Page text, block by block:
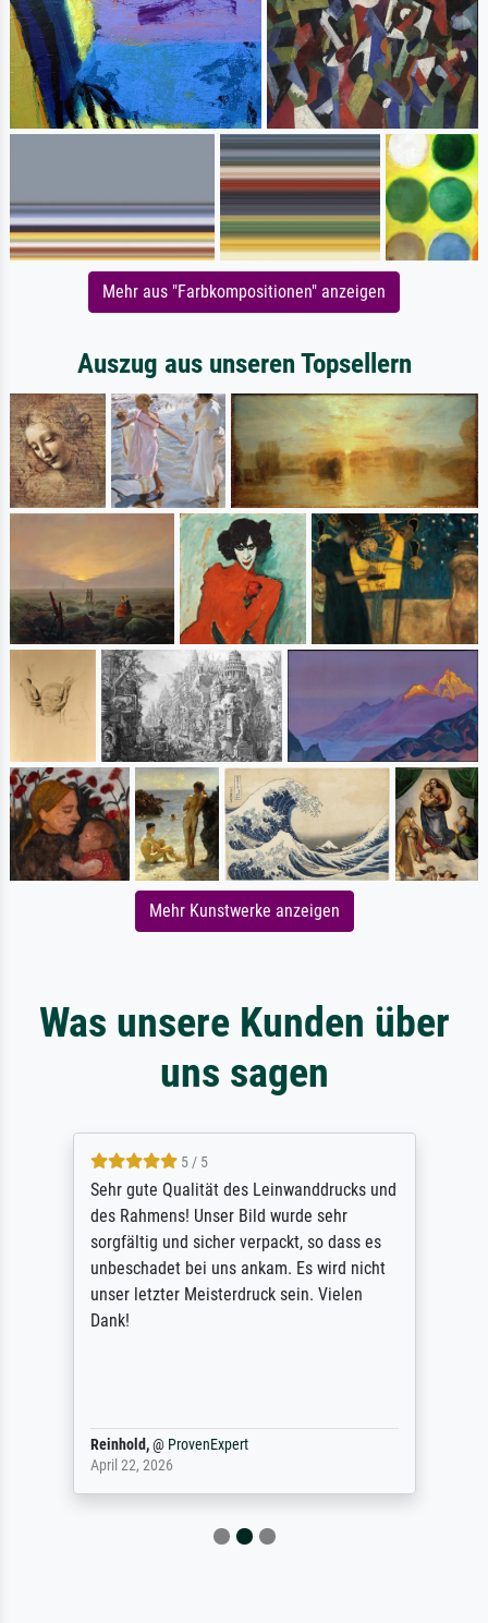
Mehr aus "Farbkompositionen" anzeigen
Auszug aus unseren Topsellern
Mehr Kunstwerke anzeigen
Was unsere Kunden über
uns sagen
5 / 5
Sehr gute Qualität des Leinwanddrucks und
des Rahmens! Unser Bild wurde sehr
sorgfältig und sicher verpackt, so dass es
unbeschadet bei uns ankam. Es wird nicht
unser letzter Meisterdruck sein. Vielen
Dank!
Reinhold,@ ProvenExpert
April 22, 2026